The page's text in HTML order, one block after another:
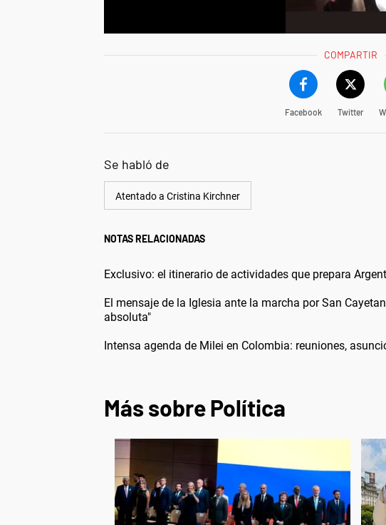
COMPARTIR
Facebook Twitter
Se habló de
Atentado a Cristina Kirchner
NOTAS RELACIONADAS
Exclusivo: el itinerario de actividades que prepara
El mensaje de la Iglesia ante la marcha por San
absoluta"
Intensa agenda de Milei en Colombia: reuniones,
Más sobre Política